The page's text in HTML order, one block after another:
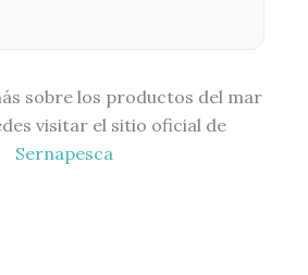
sobre los productos del mar
visitar el sitio oficial de
Sernapesca